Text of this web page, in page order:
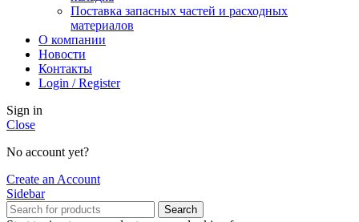
Поставка запасных частей и расходных
материалов
О компании
Новости
Контакты
Login / Register
Sign in
Close
No account yet?
Create an Account
Sidebar
Search